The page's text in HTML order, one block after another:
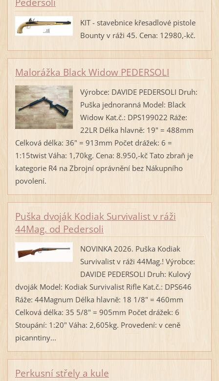
Pedersoli
KIT - stavebnice křesadlové pistole
Bounty v ráži 45. Cena: 12980,-kč.
Malorážka Black Widow PEDERSOLI
Výrobce: DAVIDE PEDERSOLI Druh:
Puška jednoranná Model: Black
Widow Kat.č.: DPS199022 Ráže:
22LR Délka hlavně: 19" = 488mm
Celková délka: 36" = 913mm Počet drážek: 6 =
1:15twist Váha: 1,70kg. Cena: 8.950,-kč Tato zbraň je
kategorie R4 na Zbrojní oprávnění bez Nákupního
povolení.
Puška dvoják Kodiak Survivalist v ráži
44Mag. od Pedersoli
NOVINKA 2026. Puška Kodiak
Survivalist v ráži 44Mag.! Výrobce:
DAVIDE PEDERSOLI Druh: Kulový
dvoják Model: Kodiak Survivalist Rifle Kat.č.: DPS646
Ráže: 44Magnum Délka hlavně: 18 1/8" = 460mm
Celková délka: 35 5/8" = 905mm Počet drážek: 6
Stoupání: 1:20" Váha: 2,605kg. Provedení: v ceně
picanntiny...
Perkusní střely a kule